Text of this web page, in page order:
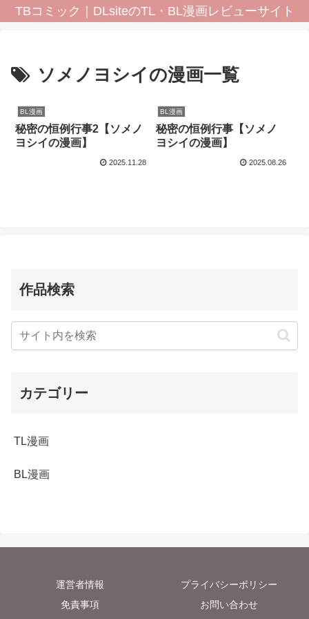
TBコミック｜DLsiteのTL・BL漫画レビューサイト
ソメノヨシイの漫画一覧
BL漫画
秘密の恒例行事2【ソメノ
ヨシイの漫画】
2025.11.28
BL漫画
秘密の恒例行事【ソメノ
ヨシイの漫画】
2025.08.26
作品検索
カテゴリー
TL漫画
BL漫画
運営者情報
プライバシーポリシー
免責事項
お問い合わせ